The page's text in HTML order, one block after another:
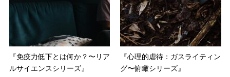
『免疫力低下とは何か？〜リア
ルサイエンスシリーズ』
『心理的虐待：ガスライティン
グ〜俯瞰シリーズ』